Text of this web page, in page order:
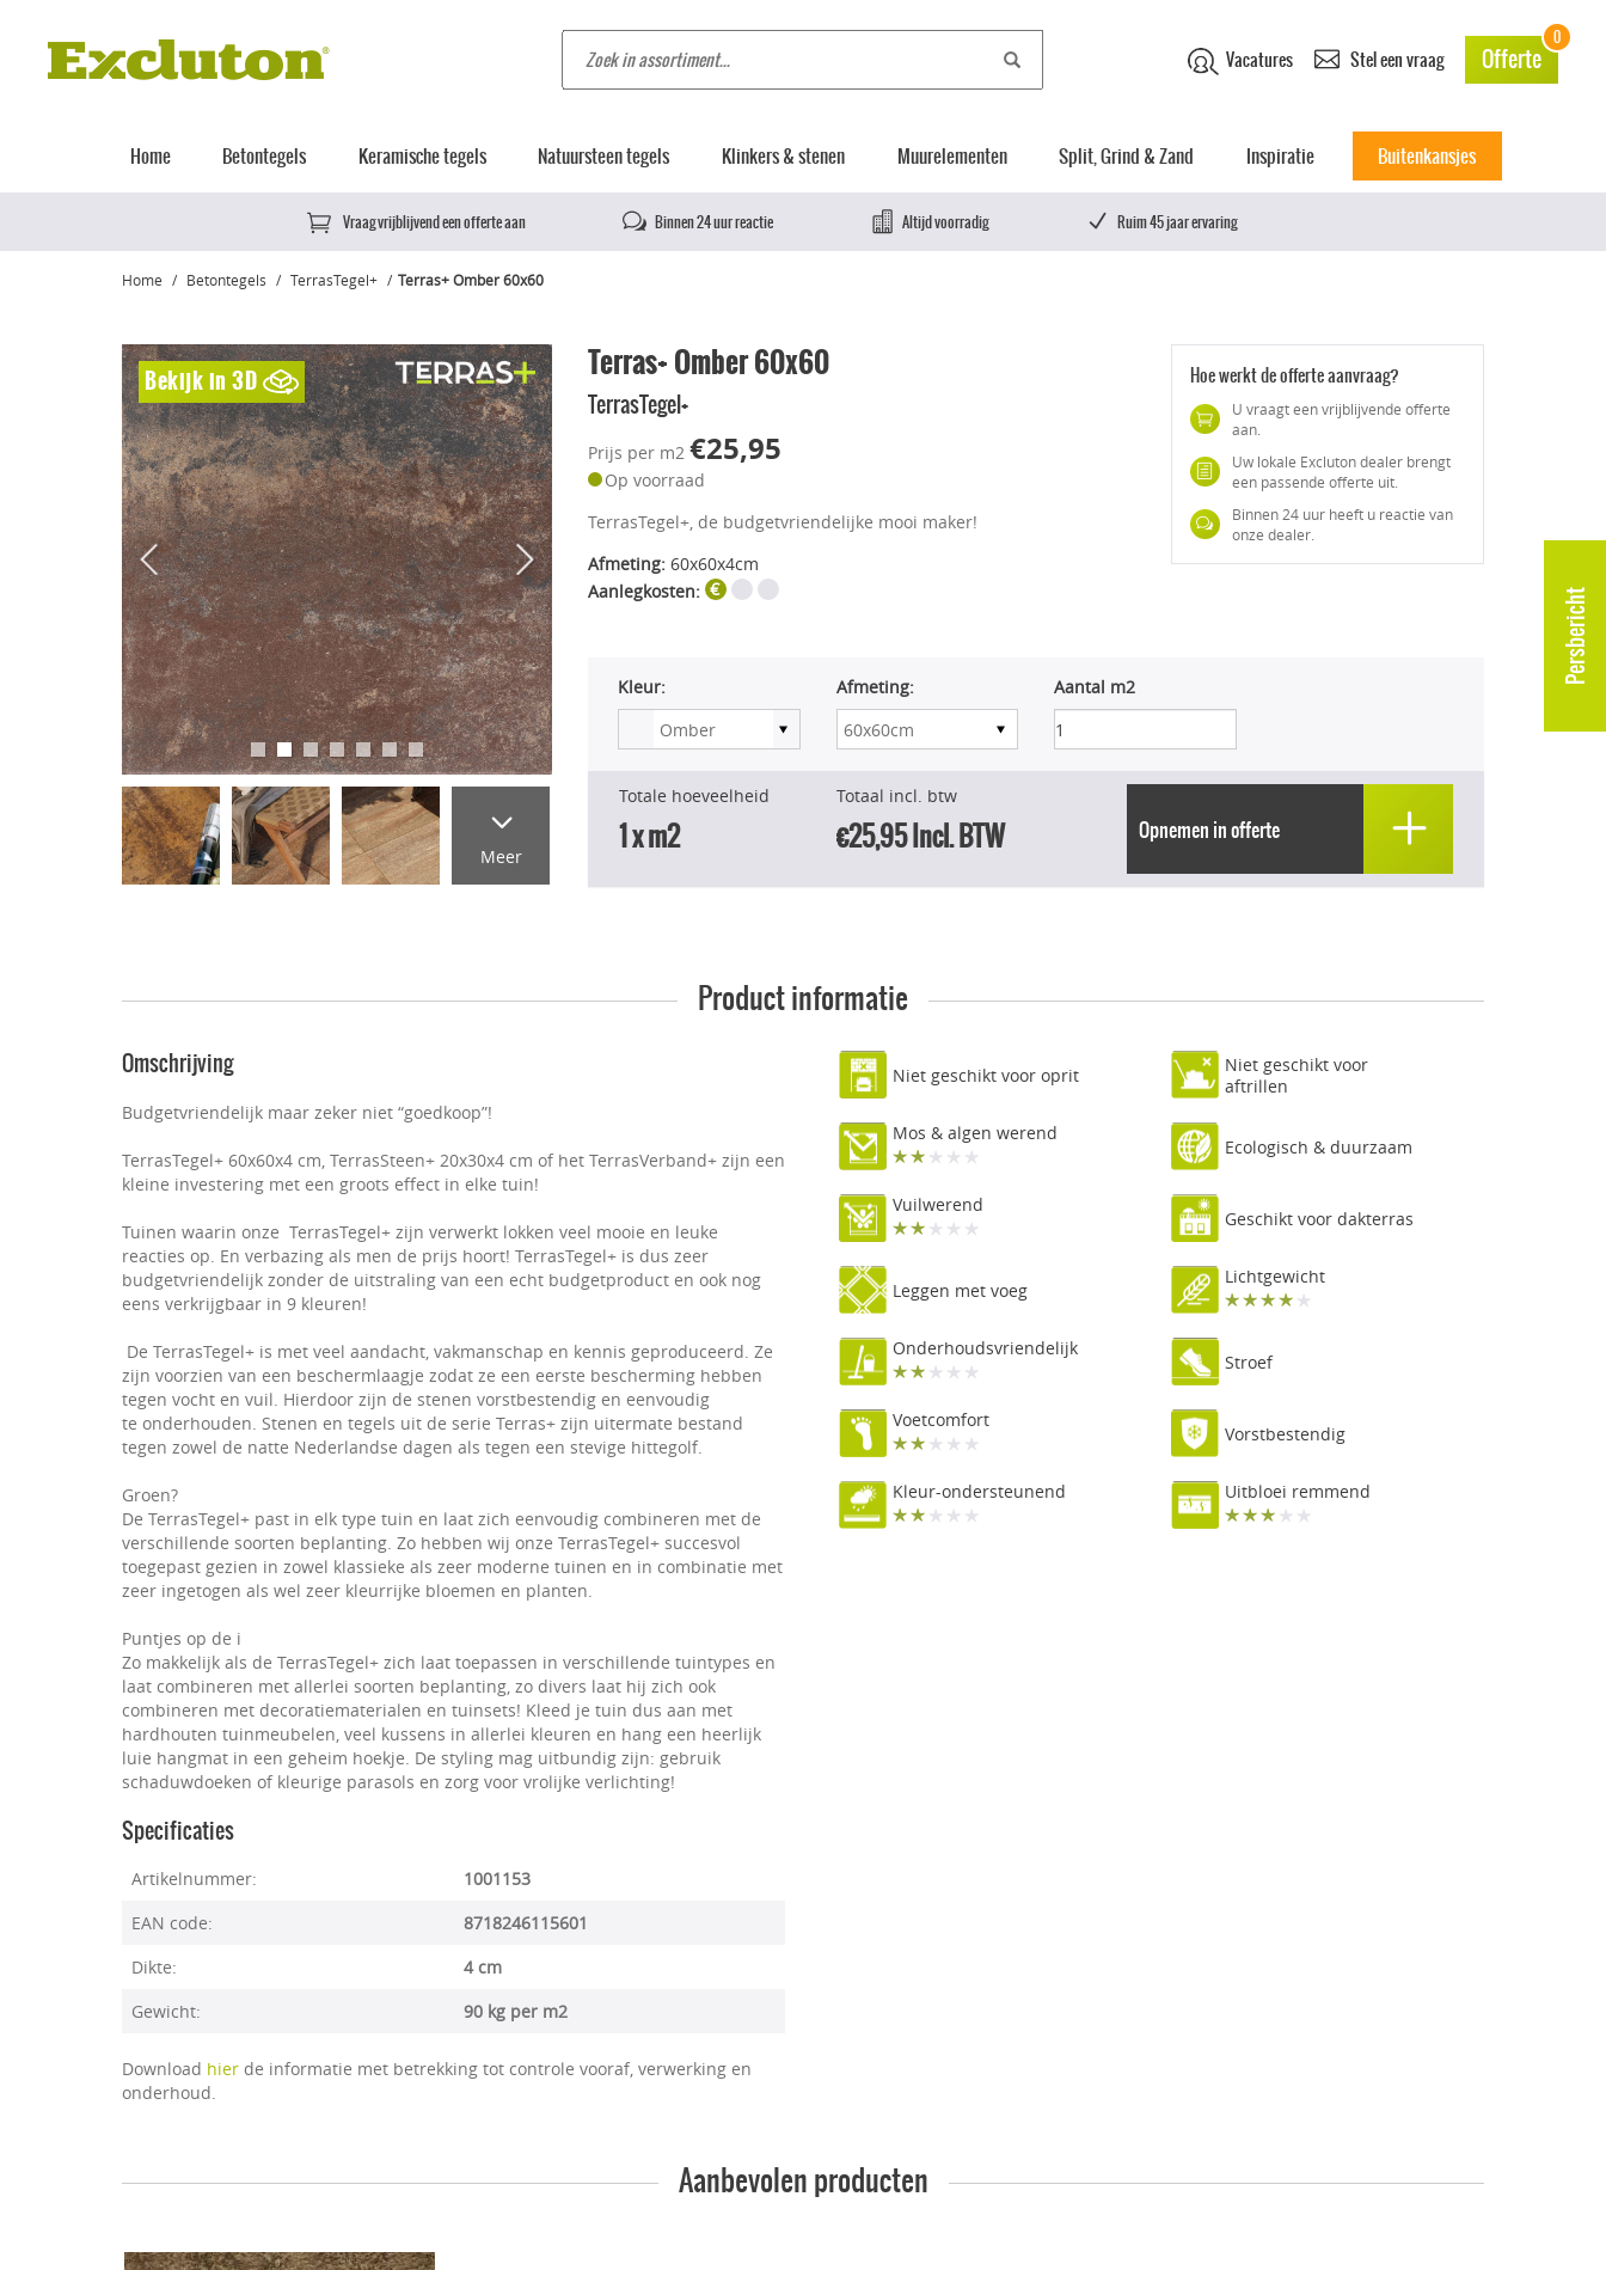
Persbericht
Vacatures Stel een vraag Offerte
0
Home Betontegels Keramische tegels Natuursteen tegels Klinkers & stenen Muurelementen Split, Grind & Zand Inspiratie Buitenkansjes
Vraag vrijblijvend een offerte aan Binnen 24 uur reactie Altijd voorradig Ruim 45 jaar ervaring
Home Betontegels TerrasTegel+ Terras+ Omber 60x60
Bekijk in 3D
Meer
Terras+ Omber 60x60
TerrasTegel+
Prijs per m2 €25,95
Op voorraad
TerrasTegel+, de budgetvriendelijke mooi maker!
Afmeting: 60x60x4cm
Aanlegkosten:
Hoe werkt de offerte aanvraag?
U vraagt een vrijblijvende offerte
aan.
Uw lokale Excluton dealer brengt
een passende offerte uit.
Binnen 24 uur heeft u reactie van
onze dealer.
Kleur: Afmeting: Aantal m2
Totale hoeveelheid
1x m2
Totaal incl. btw
€25,95Incl. BTW Opnemen in offerte
Product informatie
Omschrijving
Budgetvriendelijk maar zeker niet “goedkoop”!
TerrasTegel+ 60x60x4 cm, TerrasSteen+ 20x30x4 cm of het TerrasVerband+ zijn een
kleine investering met een groots effect in elke tuin!
Tuinen waarin onze TerrasTegel+ zijn verwerkt lokken veel mooie en leuke
reacties op. En verbazing als men de prijs hoort! TerrasTegel+ is dus zeer
budgetvriendelijk zonder de uitstraling van een echt budgetproduct en ook nog
eens verkrijgbaar in 9 kleuren!
De TerrasTegel+ is met veel aandacht, vakmanschap en kennis geproduceerd. Ze
zijn voorzien van een beschermlaagje zodat ze een eerste bescherming hebben
tegen vocht en vuil. Hierdoor zijn de stenen vorstbestendig en eenvoudig
te onderhouden. Stenen en tegels uit de serie Terras+ zijn uitermate bestand
tegen zowel de natte Nederlandse dagen als tegen een stevige hittegolf.
Groen?
De TerrasTegel+ past in elk type tuin en laat zich eenvoudig combineren met de
verschillende soorten beplanting. Zo hebben wij onze TerrasTegel+ succesvol
toegepast gezien in zowel klassieke als zeer moderne tuinen en in combinatie met
zeer ingetogen als wel zeer kleurrijke bloemen en planten.
Puntjes op de i
Zo makkelijk als de TerrasTegel+ zich laat toepassen in verschillende tuintypes en
laat combineren met allerlei soorten beplanting, zo divers laat hij zich ook
combineren met decoratiematerialen en tuinsets! Kleed je tuin dus aan met
hardhouten tuinmeubelen, veel kussens in allerlei kleuren en hang een heerlijk
luie hangmat in een geheim hoekje. De styling mag uitbundig zijn: gebruik
schaduwdoeken of kleurige parasols en zorg voor vrolijke verlichting!
Specificaties
Artikelnummer:
1001153
EAN code:
8718246115601
Dikte:
4 cm
Gewicht:
90 kg per m2
Download hier de informatie met betrekking tot controle vooraf, verwerking en
onderhoud.
Niet geschikt voor oprit
Niet geschikt voor
aftrillen
Mos & algen werend
Ecologisch & duurzaam
Vuilwerend
Geschikt voor dakterras
Leggen met voeg
Lichtgewicht
Onderhoudsvriendelijk
Stroef
Voetcomfort
Vorstbestendig
Kleur-ondersteunend Uitbloei remmend
Aanbevolen producten